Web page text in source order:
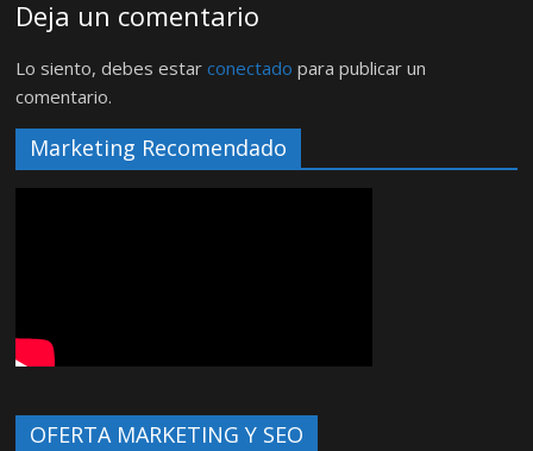
Deja un comentario
Lo siento, debes estarconectado para publicar un
comentario.
Marketing Recomendado
OFERTA MARKETING Y SEO